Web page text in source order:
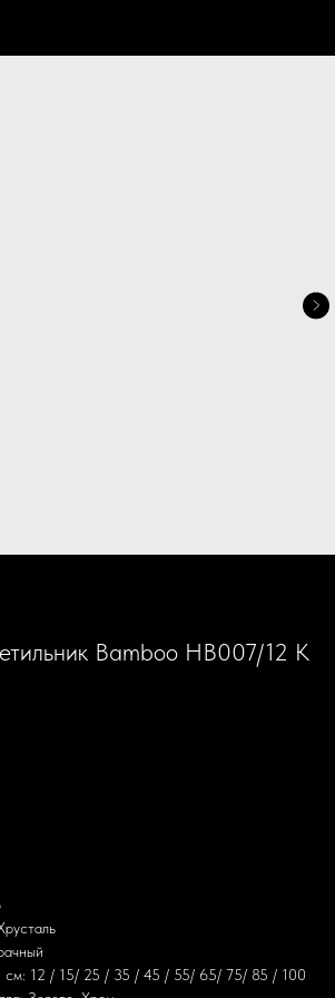
Bamboo HB007/12 K
см: 12 / 15/ 25 / 35 / 45 / 55/ 65/ 75/ 85 / 100